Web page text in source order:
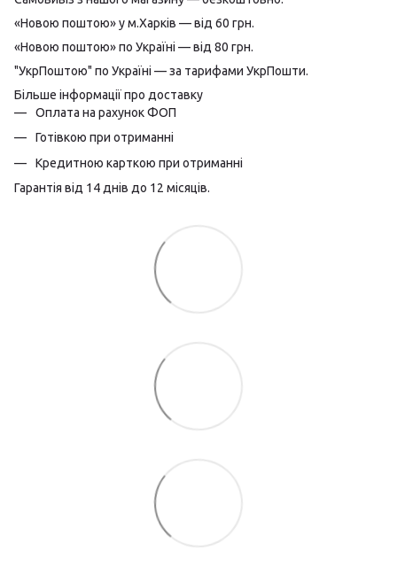
«Новою поштою» у м.Харків — від 60 грн.
«Новою поштою» по Україні — від 80 грн.
"УкрПоштою" по Україні — за тарифами УкрПошти.
Більше інформації про доставку
Оплата на рахунок ФОП
Готівкою при отриманні
Кредитною карткою при отриманні
Гарантія від 14 днів до 12 місяців.